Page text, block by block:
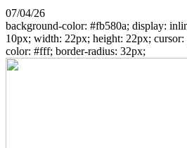
07/04/26
background-color: #fb580a; display:
10px; width: 22px; height: 22px;
color: #fff; border-radius: 32px;